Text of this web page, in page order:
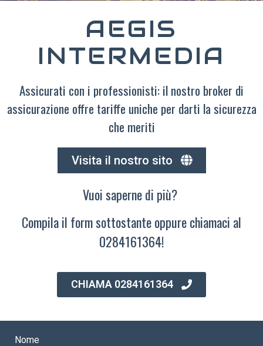
AEGIS
INTERMEDIA
Assicurati con i professionisti: il nostro broker di
assicurazione offre tariffe uniche per darti la sicurezza
che meriti
Visita il nostro sito
Vuoi saperne di più?
Compila il form sottostante oppure chiamaci al
0284161364!
CHIAMA 0284161364
Nome